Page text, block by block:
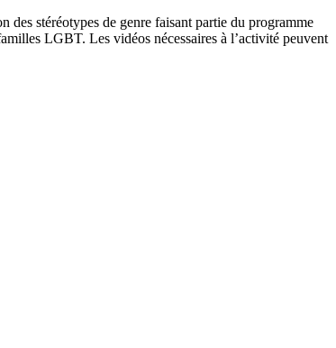
des stéréotypes de genre faisant partie du programme
LGBT. Les vidéos nécessaires à l’activité peuvent